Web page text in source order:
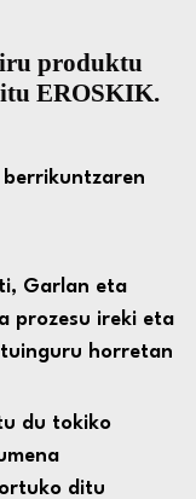
produktu
EROSKIK.
Garlan eta
prozesu ireki eta
horretan
du tokiko
ditu